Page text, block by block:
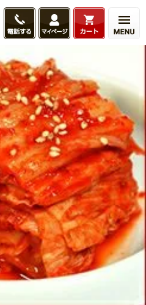
ムチ 旨辛プレミアム白菜キムチ 旨辛プレ